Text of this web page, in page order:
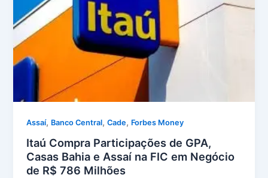
Assaí, Banco Central,Cade, Forbes Money
Itaú Compra Participações de GPA,
Casas Bahia e Assaí na FIC em Negócio
de R$ 786 Milhões